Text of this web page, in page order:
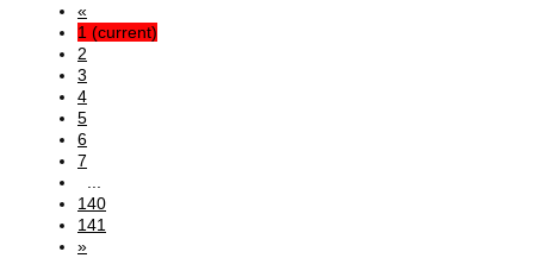
«
1 (current)
2
3
4
5
6
7
...
140
141
»